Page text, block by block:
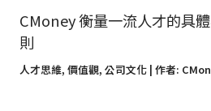
CMoney 衡量一流人才的具
則
人才思維, 價值觀, 公司文化| 作者: